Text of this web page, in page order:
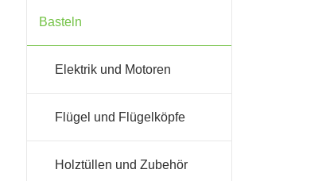
Basteln
Elektrik und Motoren
Flügel und Flügelköpfe
Holztüllen und Zubehör